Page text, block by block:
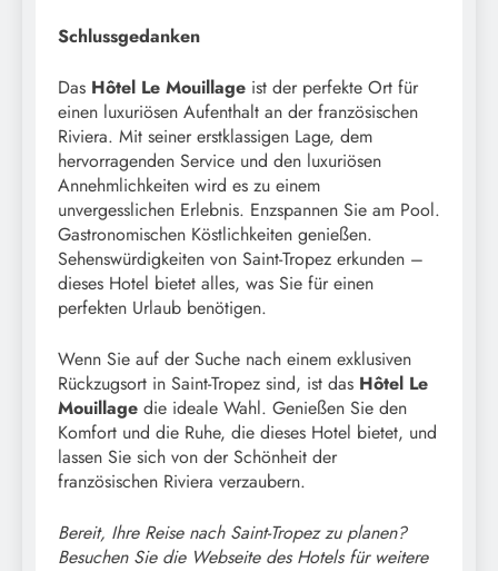
Schlussgedanken
Das Hôtel Le Mouillage ist der perfekte Ort für
einen luxuriösen Aufenthalt an der französischen
Riviera. Mit seiner erstklassigen Lage, dem
hervorragenden Service und den luxuriösen
Annehmlichkeiten wird es zu einem
unvergesslichen Erlebnis. Enzspannen Sie am Pool.
Gastronomischen Köstlichkeiten genießen.
Sehenswürdigkeiten von Saint-Tropez erkunden –
dieses Hotel bietet alles, was Sie für einen
perfekten Urlaub benötigen.
Wenn Sie auf der Suche nach einem exklusiven
Rückzugsort in Saint-Tropez sind, ist das Hôtel Le
Mouillage die ideale Wahl. Genießen Sie den
Komfort und die Ruhe, die dieses Hotel bietet, und
lassen Sie sich von der Schönheit der
französischen Riviera verzaubern.
Bereit, Ihre Reise nach Saint-Tropez zu planen?
Besuchen Sie die Webseite des Hotels für weitere